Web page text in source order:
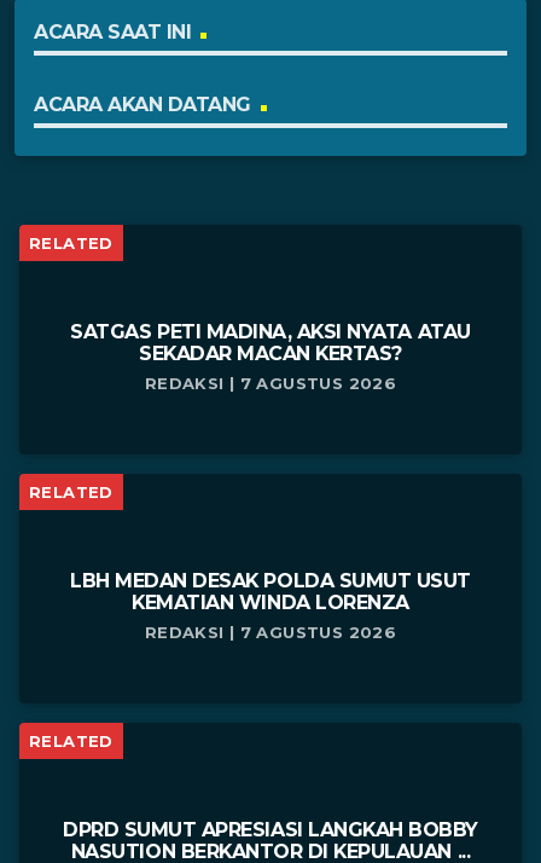
ACARA SAAT INI
ACARA AKAN DATANG
RELATED
SATGAS PETI MADINA, AKSI NYATA ATAU
SEKADAR MACAN KERTAS?
REDAKSI | 7 AGUSTUS 2026
RELATED
LBH MEDAN DESAK POLDA SUMUT USUT
KEMATIAN WINDA LORENZA
REDAKSI | 7 AGUSTUS 2026
RELATED
DPRD SUMUT APRESIASI LANGKAH BOBBY
NASUTION BERKANTOR DI KEPULAUAN ...